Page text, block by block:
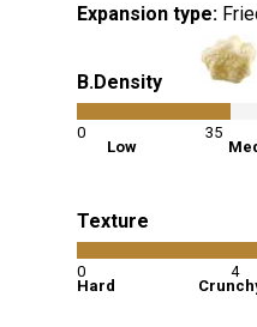
Expansion type:
B.Density %
0 35
Low
Texture
0 4
Hard